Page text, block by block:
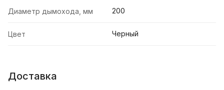
Диаметр дымохода, мм 200
Цвет Черный
Доставка